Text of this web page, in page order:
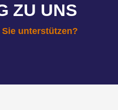
ZU UNS
unterstützen?